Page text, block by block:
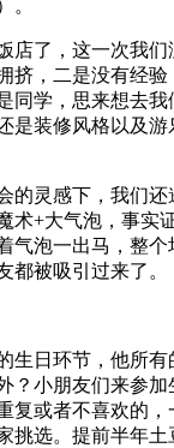
。
店了，这一次我
挤，二是没有经
同学，思来想去
是装修风格以及
的灵感下，我们还
术+大气泡，事实
气泡一出马，整
都被吸引过来了。
生日环节，他所有
？小朋友们来参
复或者不喜欢的
挑选。提前半年